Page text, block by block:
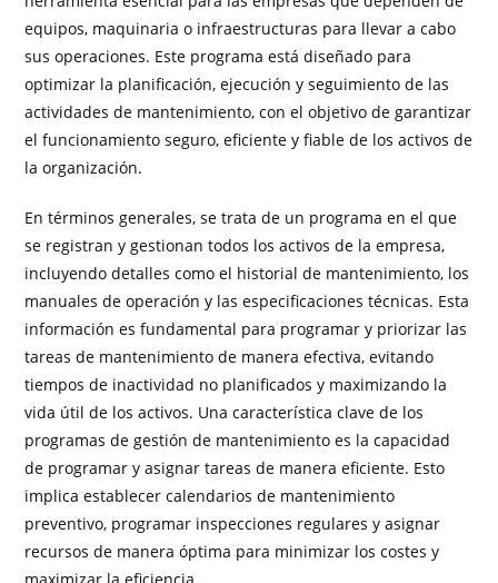
equipos, maquinaria o infraestructuras para llevar a cabo
sus operaciones. Este programa está diseñado para
optimizar la planificación, ejecución y seguimiento de las
actividades de mantenimiento, con el objetivo de garantizar
el funcionamiento seguro, eficiente y fiable de los activos de
la organización.
En términos generales, se trata de un programa en el que
se registran y gestionan todos los activos de la empresa,
incluyendo detalles como el historial de mantenimiento, los
manuales de operación y las especificaciones técnicas. Esta
información es fundamental para programar y priorizar las
tareas de mantenimiento de manera efectiva, evitando
tiempos de inactividad no planificados y maximizando la
vida útil de los activos. Una característica clave de los
programas de gestión de mantenimiento es la capacidad
de programar y asignar tareas de manera eficiente. Esto
implica establecer calendarios de mantenimiento
preventivo, programar inspecciones regulares y asignar
recursos de manera óptima para minimizar los costes y